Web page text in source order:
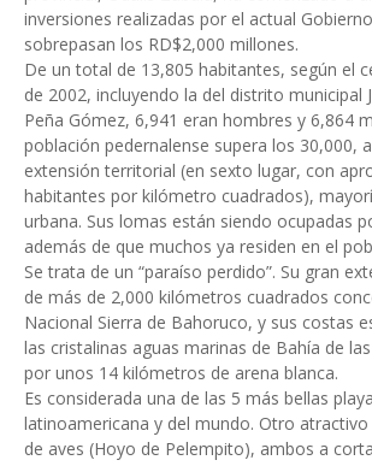
inversiones realizadas por el actual
sobrepasan los RD$2,000 millones.
De un total de 13,805 habitantes, según el
de 2002, incluyendo la del distrito municipal
Peña Gómez, 6,941 eran hombres y 6,864
población pedernalense supera los 30,000,
extensión territorial (en sexto lugar, con
habitantes por kilómetro cuadrados),
urbana. Sus lomas están siendo ocupadas
además de que muchos ya residen en el
Se trata de un “paraíso perdido”. Su gran
de más de 2,000 kilómetros cuadrados
Nacional Sierra de Bahoruco, y sus costas
las cristalinas aguas marinas de Bahía de
por unos 14 kilómetros de arena blanca.
Es considerada una de las 5 más bellas
latinoamericana y del mundo. Otro
de aves (Hoyo de Pelempito), ambos a